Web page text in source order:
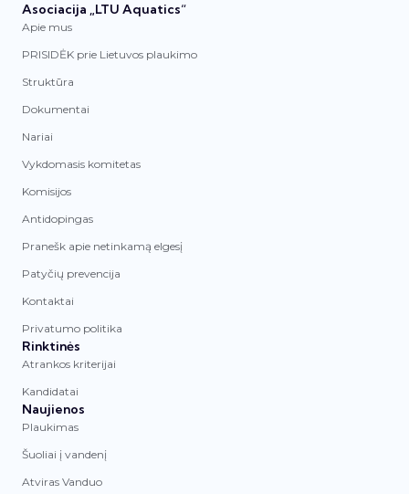
Asociacija „LTU Aquatics“
Apie mus
PRISIDĖK prie Lietuvos plaukimo
Struktūra
Dokumentai
Nariai
Vykdomasis komitetas
Komisijos
Antidopingas
Pranešk apie netinkamą elgesį
Patyčių prevencija
Kontaktai
Privatumo politika
Rinktinės
Atrankos kriterijai
Kandidatai
Naujienos
Plaukimas
Šuoliai į vandenį
Atviras Vanduo